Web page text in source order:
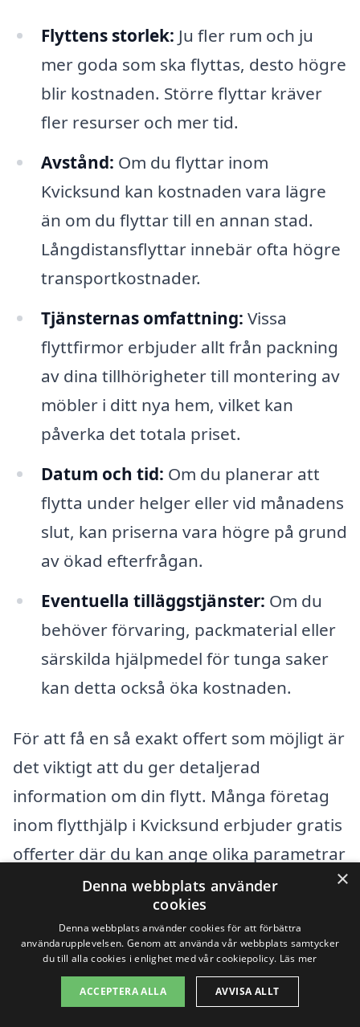
Flyttens storlek: Ju fler rum och ju
mer goda som ska flyttas, desto högre
blir kostnaden. Större flyttar kräver
fler resurser och mer tid.
Avstånd: Om du flyttar inom
Kvicksund kan kostnaden vara lägre
än om du flyttar till en annan stad.
Långdistansflyttar innebär ofta högre
transportkostnader.
Tjänsternas omfattning: Vissa
flyttfirmor erbjuder allt från packning
av dina tillhörigheter till montering av
möbler i ditt nya hem, vilket kan
påverka det totala priset.
Datum och tid: Om du planerar att
flytta under helger eller vid månadens
slut, kan priserna vara högre på grund
av ökad efterfrågan.
Eventuella tilläggstjänster: Om du
behöver förvaring, packmaterial eller
särskilda hjälpmedel för tunga saker
kan detta också öka kostnaden.
För att få en så exakt offert som möjligt är
det viktigt att du ger detaljerad
information om din flytt. Många företag
inom flytthjälp i Kvicksund erbjuder gratis
offerter där du kan ange olika parametrar
för att få en skräddarsydd lösning som
passar just dina behov. Genom att
jämföra dessa offerter kan du också hitta
det företag som erbjuder den bästa
prisen, utan att tumma på kvalitet.
×
Denna webbplats använder
cookies
Denna webbplats använder cookies för att förbättra
användarupplevelsen. Genom att använda vår webbplats samtycker
du till alla cookies i enlighet med vår cookiepolicy. Läs mer
ACCEPTERA ALLA AVVISA ALLT